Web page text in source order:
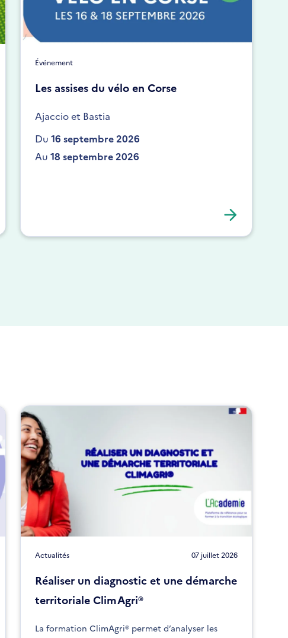
Événement
Les assises du vélo en Corse
Ajaccio et Bastia
Du 16 septembre 2026
Au 18 septembre 2026
Actualités 07 juillet 2026
Réaliser un diagnostic et une démarche
territoriale ClimAgri®
La formation ClimAgri® permet d’analyser les